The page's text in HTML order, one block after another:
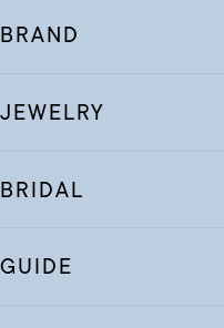
BRAND
JEWELRY
BRIDAL
GUIDE